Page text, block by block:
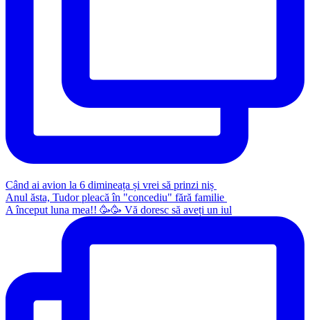
Când ai avion la 6 dimineața și vrei să prinzi niș
Anul ăsta, Tudor pleacă în "concediu" fără familie
A început luna mea!! 🥳🥳 Vă doresc să aveți un iul